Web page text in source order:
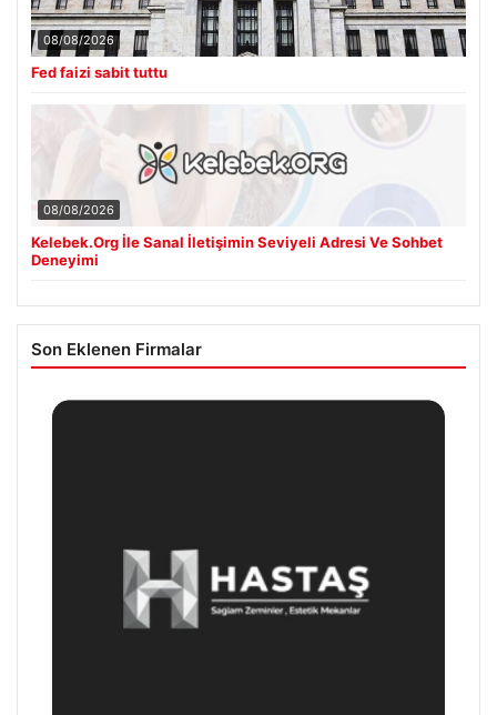
08/08/2026
Fed faizi sabit tuttu
08/08/2026
Kelebek.Org İle Sanal İletişimin Seviyeli Adresi Ve Sohbet
Deneyimi
Son Eklenen Firmalar